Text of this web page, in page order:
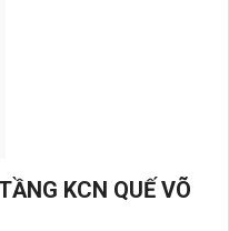
KCN QUẾ VÕ